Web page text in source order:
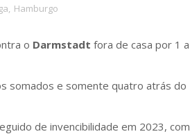
, Hamburgo
o Darmstadt fora de casa por 1 a
somados e somente quatro atrás do
de invencibilidade em 2023, com